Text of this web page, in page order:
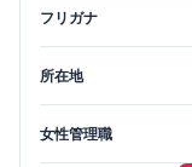
フリガナ
所在地
女性管理職